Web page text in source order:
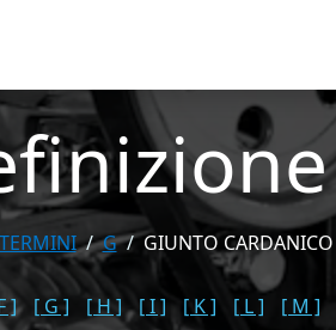
TERMINI G GIUNTO CARDANICO
] [ G ] [ H ] [ I ] [ K ] [ L ] [ M ]